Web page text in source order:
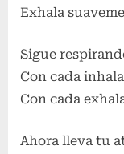
Exhala
Sigue
Con cada
Con cada
Ahora lleva tu